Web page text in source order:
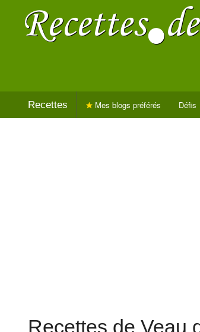
Recettes Mes blogs préférés Défis
Recettes de Veau